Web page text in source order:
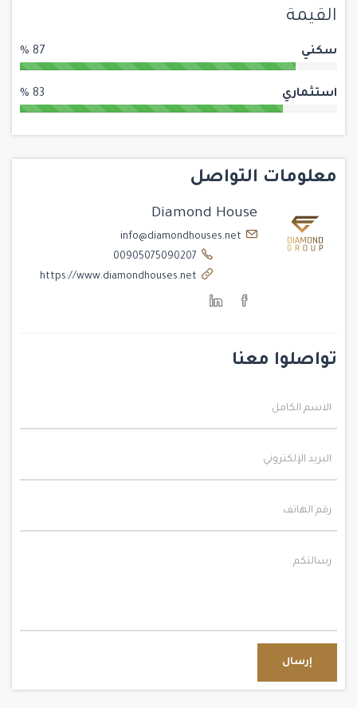
القيمة
سكني 87 %
استثماري 83 %
معلومات التواصل
Diamond House
info@diamondhouses.net
تواصلوا معنا
إرسال